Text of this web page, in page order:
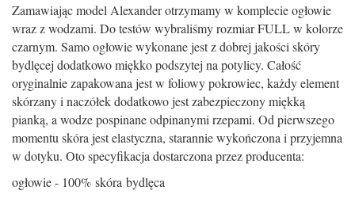
Zamawiając model Alexander otrzymamy w komplecie ogłowie
wraz z wodzami. Do testów wybraliśmy rozmiar FULL w kolorze
czarnym. Samo ogłowie wykonane jest z dobrej jakości skóry
bydlęcej dodatkowo miękko podszytej na potylicy. Całość
oryginalnie zapakowana jest w foliowy pokrowiec, każdy element
skórzany i naczółek dodatkowo jest zabezpieczony miękką
pianką, a wodze pospinane odpinanymi rzepami. Od pierwszego
momentu skóra jest elastyczna, starannie wykończona i przyjemna
w dotyku. Oto specyfikacja dostarczona przez producenta:
ogłowie - 100% skóra bydlęca